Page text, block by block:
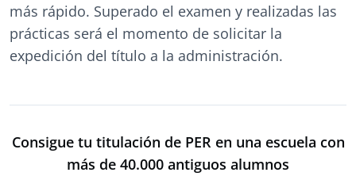
más rápido. Superado el examen y realizadas las
prácticas será el momento de solicitar la
expedición del título a la administración.
Consigue tu titulación de PER en una escuela con
más de 40.000 antiguos alumnos